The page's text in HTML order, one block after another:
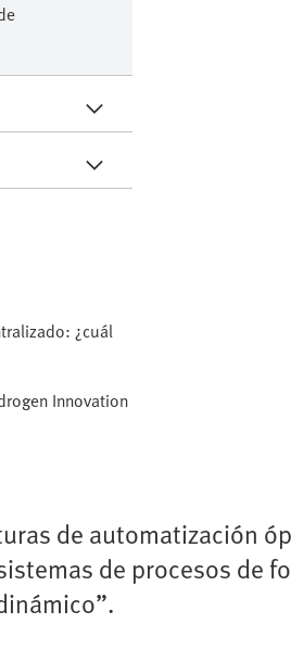
¿cuál
Innovation
de automatización
de procesos de